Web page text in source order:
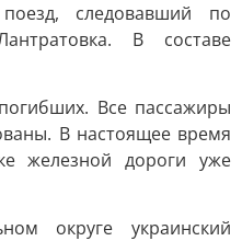
следовавший по
В составе
Все пассажиры
В настоящее время
железной дороги уже
округе украинский